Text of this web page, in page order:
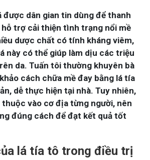
được dân gian tin dùng để thanh
hỗ trợ cải thiện tình trạng nổi mề
dược chất có tính kháng viêm,
này có thể giúp làm dịu các triệu
da. Tuấn tôi thường khuyên bà
cách chữa mề đay bằng lá tía
dễ thực hiện tại nhà. Tuy nhiên,
thuộc vào cơ địa từng người, nên
đúng cách để đạt kết quả tốt
lá tía tô trong điều trị